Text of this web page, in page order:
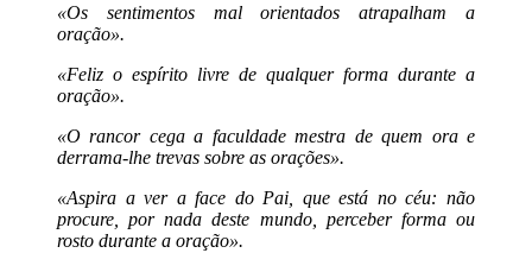
«Os sentimentos mal orientados atrapalham a
oração».
«Feliz o espírito livre de qualquer forma durante a
oração».
«O rancor cega a faculdade mestra de quem ora e
derrama-lhe trevas sobre as orações».
«Aspira a ver a face do Pai, que está no céu: não
procure, por nada deste mundo, perceber forma ou
rosto durante a oração».